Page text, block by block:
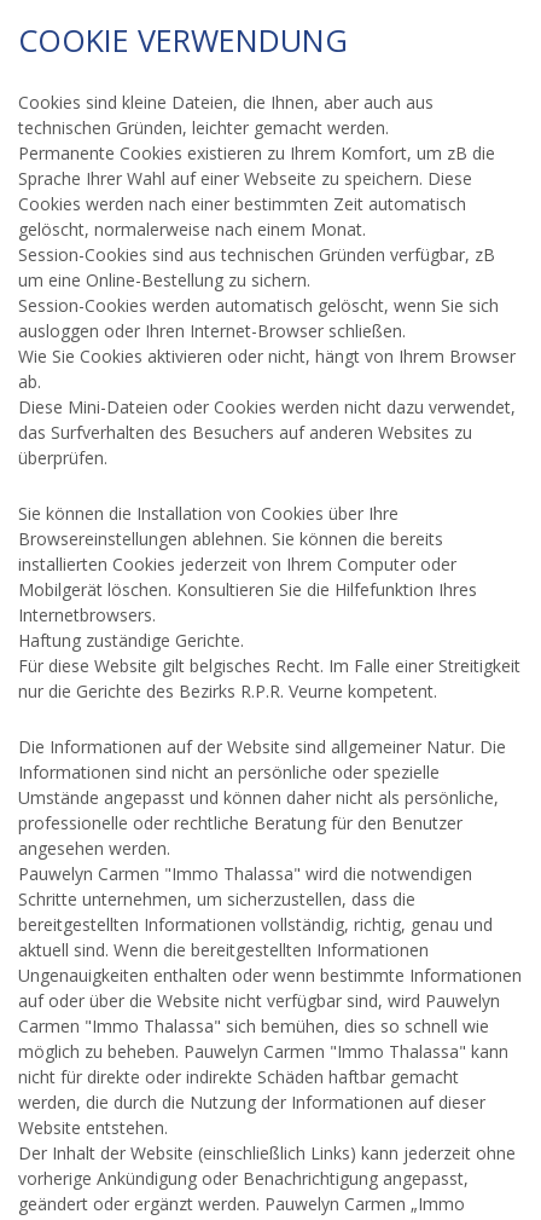
COOKIE VERWENDUNG
Cookies sind kleine Dateien, die Ihnen, aber auch aus
technischen Gründen, leichter gemacht werden.
Permanente Cookies existieren zu Ihrem Komfort, um zB die
Sprache Ihrer Wahl auf einer Webseite zu speichern. Diese
Cookies werden nach einer bestimmten Zeit automatisch
gelöscht, normalerweise nach einem Monat.
Session-Cookies sind aus technischen Gründen verfügbar, zB
um eine Online-Bestellung zu sichern.
Session-Cookies werden automatisch gelöscht, wenn Sie sich
ausloggen oder Ihren Internet-Browser schließen.
Wie Sie Cookies aktivieren oder nicht, hängt von Ihrem Browser
ab.
Diese Mini-Dateien oder Cookies werden nicht dazu verwendet,
das Surfverhalten des Besuchers auf anderen Websites zu
überprüfen.
Sie können die Installation von Cookies über Ihre
Browsereinstellungen ablehnen. Sie können die bereits
installierten Cookies jederzeit von Ihrem Computer oder
Mobilgerät löschen. Konsultieren Sie die Hilfefunktion Ihres
Internetbrowsers.
Haftung zuständige Gerichte.
Für diese Website gilt belgisches Recht. Im Falle einer Streitigkeit
nur die Gerichte des Bezirks R.P.R. Veurne kompetent.
Die Informationen auf der Website sind allgemeiner Natur. Die
Informationen sind nicht an persönliche oder spezielle
Umstände angepasst und können daher nicht als persönliche,
professionelle oder rechtliche Beratung für den Benutzer
angesehen werden.
Pauwelyn Carmen "Immo Thalassa" wird die notwendigen
Schritte unternehmen, um sicherzustellen, dass die
bereitgestellten Informationen vollständig, richtig, genau und
aktuell sind. Wenn die bereitgestellten Informationen
Ungenauigkeiten enthalten oder wenn bestimmte Informationen
auf oder über die Website nicht verfügbar sind, wird Pauwelyn
Carmen "Immo Thalassa" sich bemühen, dies so schnell wie
möglich zu beheben. Pauwelyn Carmen "Immo Thalassa" kann
nicht für direkte oder indirekte Schäden haftbar gemacht
werden, die durch die Nutzung der Informationen auf dieser
Website entstehen.
Der Inhalt der Website (einschließlich Links) kann jederzeit ohne
vorherige Ankündigung oder Benachrichtigung angepasst,
geändert oder ergänzt werden. Pauwelyn Carmen „Immo